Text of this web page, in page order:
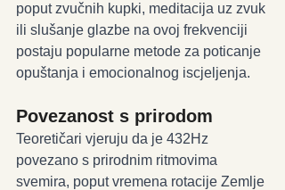
poput zvučnih kupki, meditacija uz zvuk
ili slušanje glazbe na ovoj frekvenciji
postaju popularne metode za poticanje
opuštanja i emocionalnog iscjeljenja.
Povezanost s prirodom
Teoretičari vjeruju da je 432Hz
povezano s prirodnim ritmovima
svemira, poput vremena rotacije Zemlje